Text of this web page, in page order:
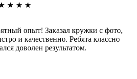
★ ★ ★
опыт! Заказал кружки с фото,
и качественно. Ребята классно
доволен результатом.